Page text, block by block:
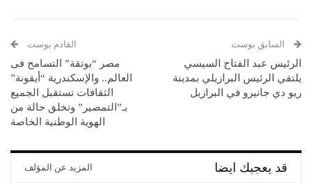
السابق بوست
الرئيس عبد الفتاح السيسي
يلتقي الرئيس البرازيلي بمدينة
ريو دي جانيرو في البرازيل
القادم بوست
مصر “بوتقة” التسامح فى
العالم.. والإسكندرية “أيقونة”
الثقافات تستقبل الجميع
بـ”التمصير” وتخلق حالة من
الهوية الوطنية الخاصة
قد يعجبك ايضا المزيد عن المؤلف